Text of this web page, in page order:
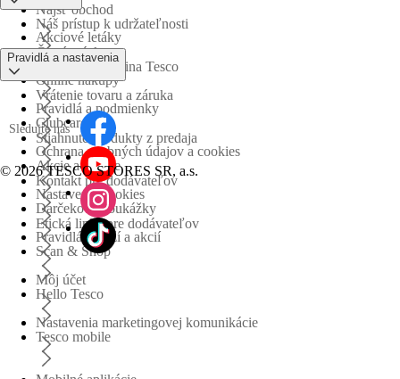
Náš prístup k udržateľnosti
Obchodná skupina Tesco
Nájsť obchod
Časté otázky
Vrátenie tovaru a záruka
Stiahnuté produkty z predaja
Kontakt pre dodávateľov
Etická linka pre dodávateľov
Akciové letáky
Online nákupy
Clubcard
Akcie a súťaže
Darčekové poukážky
Scan & Shop
Hello Tesco
Tesco mobile
Pravidlá a nastavenia
Pravidlá a podmienky
Ochrana osobných údajov a cookies
Nastavenia cookies
Pravidlá súťaží a akcií
Môj účet
Nastavenia marketingovej komunikácie
Sledujte nás
© 2026 TESCO STORES SR, a.s.